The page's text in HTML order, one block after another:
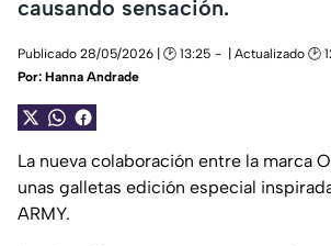
causando sensación.
Publicado 28/05/2026 | 🕑 13:25
| Actualizado 🕑
Por: Hanna Andrade
La nueva colaboración entre la marca
unas galletas edición especial
ARMY.